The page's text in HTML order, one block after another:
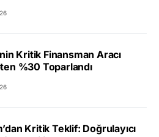
Kritik Finansman Aracı
%30 Toparlandı
Kritik Teklif: Doğrulayıcı